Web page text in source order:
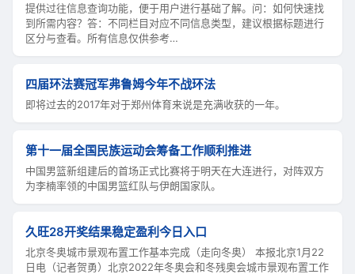
提供过往信息查询功能，便于用户进行基础了解。问：如何快速找
到所需内容？答：不同栏目对应不同信息类型，建议根据标题进行
区分与查看。所有信息仅供参考…
四届环法赛冠军弗鲁姆今年不战环法
即将过去的2017年对于郑州体育来说是充满收获的一年。
第十一届全国民族运动会筹备工作顺利推进
中国男篮新组建后的首场正式比赛将于明天在大连进行，对阵双方
为李楠率领的中国男篮红队与伊朗国家队。
久旺28开奖结果稳定盈利今日入口
北京冬奥城市景观布置工作基本完成（走向冬奥） 本报北京1月22
日电（记者贺勇）北京2022年冬奥会和冬残奥会城市景观布置工作